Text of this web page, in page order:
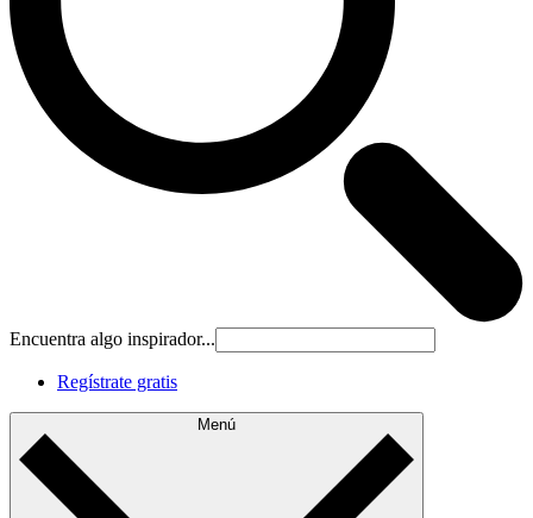
Encuentra algo inspirador...
Regístrate gratis
Menú